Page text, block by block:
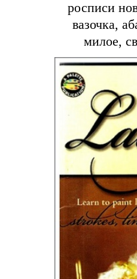
росписи
вазочка,
милое,